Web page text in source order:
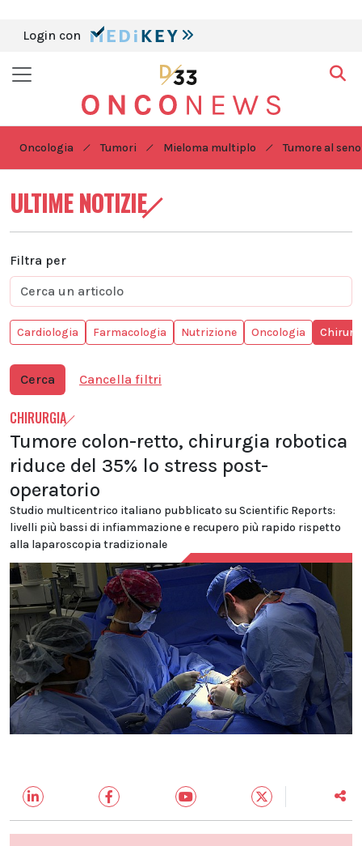
Login con
Oncologia Tumori Mieloma multiplo Tumore al seno
ULTIME NOTIZIE
Filtra per
Cardiologia Farmacologia Nutrizione Oncologia
Cerca Cancella filtri
CHIRURGIA
Tumore colon-retto, chirurgia robotica
riduce del 35% lo stress post-
operatorio
Studio multicentrico italiano pubblicato su Scientific Reports:
livelli più bassi di infiammazione e recupero più rapido rispetto
alla laparoscopia tradizionale